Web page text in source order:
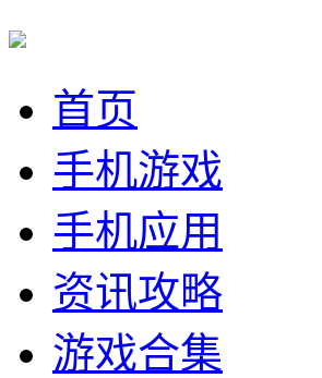
首页
手机游戏
手机应用
资讯攻略
游戏合集